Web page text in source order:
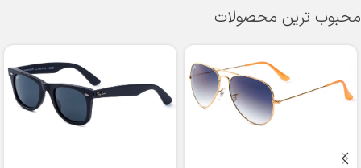
محبوب ترین محصولات